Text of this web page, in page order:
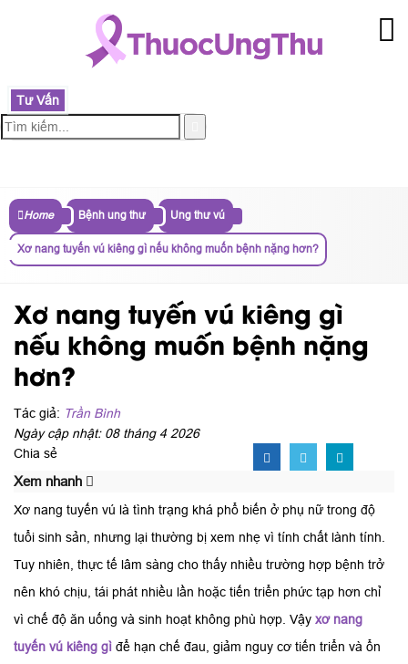
Tư Vấn
Home Bệnh ung thư Ung thư vú
Xơ nang tuyến vú kiêng gì nếu không muốn bệnh nặng hơn?
Xơ nang tuyến vú kiêng gì
nếu không muốn bệnh nặng
hơn?
Tác giả: Trần Bình
Ngày cập nhật: 08 tháng 4 2026
Chia sẻ
Xem nhanh
Xơ nang tuyến vú là tình trạng khá phổ biến ở phụ nữ trong độ
tuổi sinh sản, nhưng lại thường bị xem nhẹ vì tính chất lành tính.
Tuy nhiên, thực tế lâm sàng cho thấy nhiều trường hợp bệnh trở
nên khó chịu, tái phát nhiều lần hoặc tiến triển phức tạp hơn chỉ
vì chế độ ăn uống và sinh hoạt không phù hợp. Vậy xơ nang
tuyến vú kiêng gì để hạn chế đau, giảm nguy cơ tiến triển và ổn